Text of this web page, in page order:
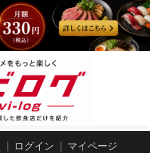
ログイン マイページ